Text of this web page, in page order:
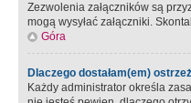
Zezwolenia załączników są
mogą wysyłać załączniki.
Góra
Dlaczego dostałam(em)
Każdy administrator określa